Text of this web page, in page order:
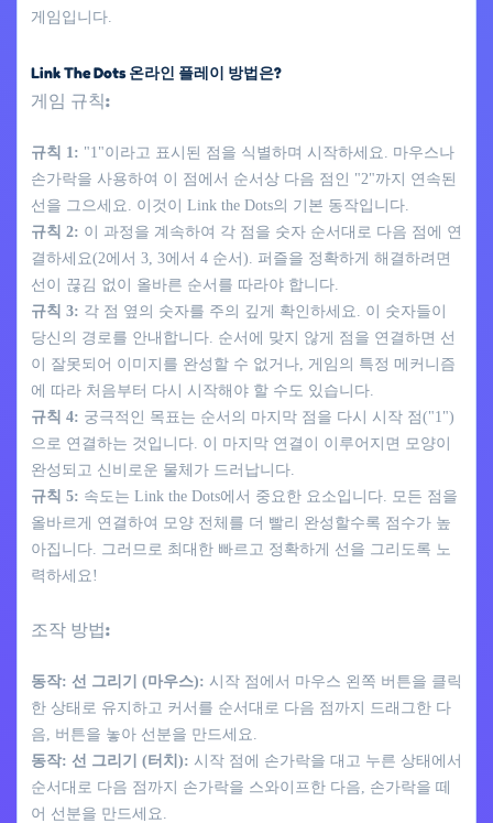
게임입니다.
Link The Dots 온라인 플레이 방법은?
게임 규칙:
규칙 1: "1"이라고 표시된 점을 식별하며 시작하세요. 마우스나
손가락을 사용하여 이 점에서 순서상 다음 점인 "2"까지 연속된
선을 그으세요. 이것이 Link the Dots의 기본 동작입니다.
규칙 2: 이 과정을 계속하여 각 점을 숫자 순서대로 다음 점에 연
결하세요(2에서 3, 3에서 4 순서). 퍼즐을 정확하게 해결하려면
선이 끊김 없이 올바른 순서를 따라야 합니다.
규칙 3: 각 점 옆의 숫자를 주의 깊게 확인하세요. 이 숫자들이
당신의 경로를 안내합니다. 순서에 맞지 않게 점을 연결하면 선
이 잘못되어 이미지를 완성할 수 없거나, 게임의 특정 메커니즘
에 따라 처음부터 다시 시작해야 할 수도 있습니다.
규칙 4: 궁극적인 목표는 순서의 마지막 점을 다시 시작 점("1")
으로 연결하는 것입니다. 이 마지막 연결이 이루어지면 모양이
완성되고 신비로운 물체가 드러납니다.
규칙 5: 속도는 Link the Dots에서 중요한 요소입니다. 모든 점을
올바르게 연결하여 모양 전체를 더 빨리 완성할수록 점수가 높
아집니다. 그러므로 최대한 빠르고 정확하게 선을 그리도록 노
력하세요!
조작 방법:
동작: 선 그리기 (마우스): 시작 점에서 마우스 왼쪽 버튼을 클릭
한 상태로 유지하고 커서를 순서대로 다음 점까지 드래그한 다
음, 버튼을 놓아 선분을 만드세요.
동작: 선 그리기 (터치): 시작 점에 손가락을 대고 누른 상태에서
순서대로 다음 점까지 손가락을 스와이프한 다음, 손가락을 떼
어 선분을 만드세요.